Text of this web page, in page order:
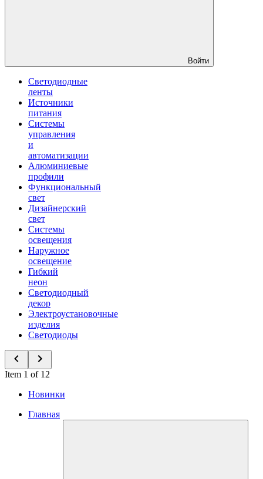
Войти
Светодиодные
ленты
Источники
питания
Системы
управления
и
автоматизации
Алюминиевые
профили
Функциональный
свет
Дизайнерский
свет
Системы
освещения
Наружное
освещение
Гибкий
неон
Светодиодный
декор
Электроустановочные
изделия
Светодиоды
Item 1 of 12
Новинки
Главная